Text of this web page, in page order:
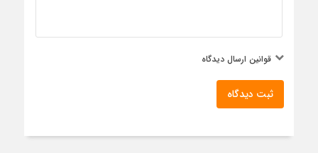
قوانین ارسال دیدگاه
ثبت دیدگاه